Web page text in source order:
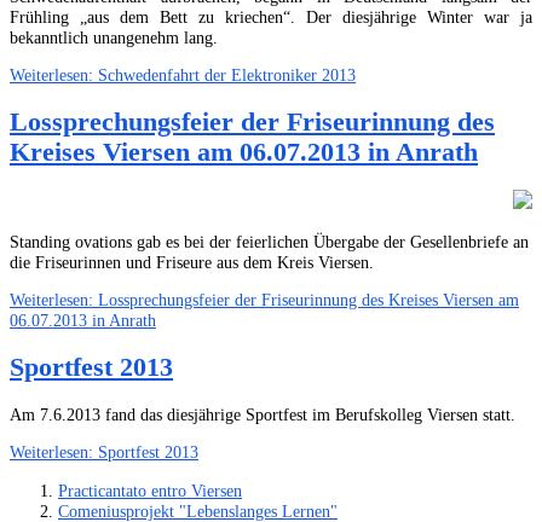
Frühling „aus dem Bett zu kriechen“. Der diesjährige Winter war ja
bekanntlich unangenehm lang.
Weiterlesen: Schwedenfahrt der Elektroniker 2013
Lossprechungsfeier der Friseurinnung des
Kreises Viersen am 06.07.2013 in Anrath
Standing ovations gab es bei der feierlichen Übergabe der Gesellenbriefe an
die Friseurinnen und Friseure aus dem Kreis Viersen.
Weiterlesen: Lossprechungsfeier der Friseurinnung des Kreises Viersen am
06.07.2013 in Anrath
Sportfest 2013
Am 7.6.2013 fand das diesjährige Sportfest im Berufskolleg Viersen statt.
Weiterlesen: Sportfest 2013
Practicantato entro Viersen
Comeniusprojekt "Lebenslanges Lernen"